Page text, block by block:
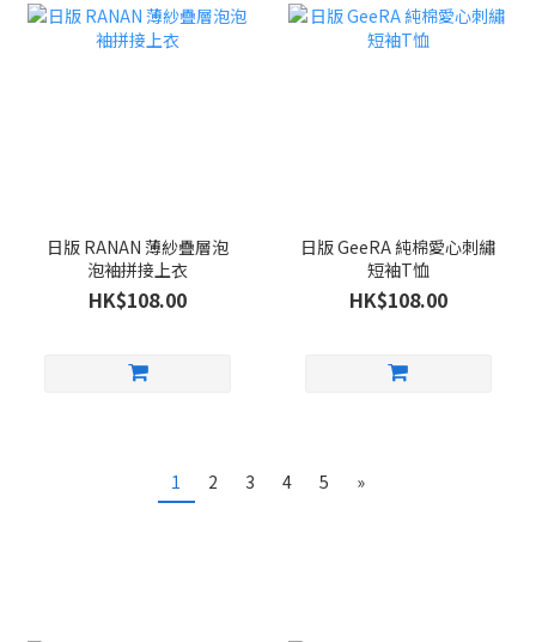
日版 RANAN 薄紗疊層泡
泡袖拼接上衣
HK$108.00
日版 GeeRA 純棉愛心刺繡
短袖T恤
HK$108.00
1 2 3 4 5 »